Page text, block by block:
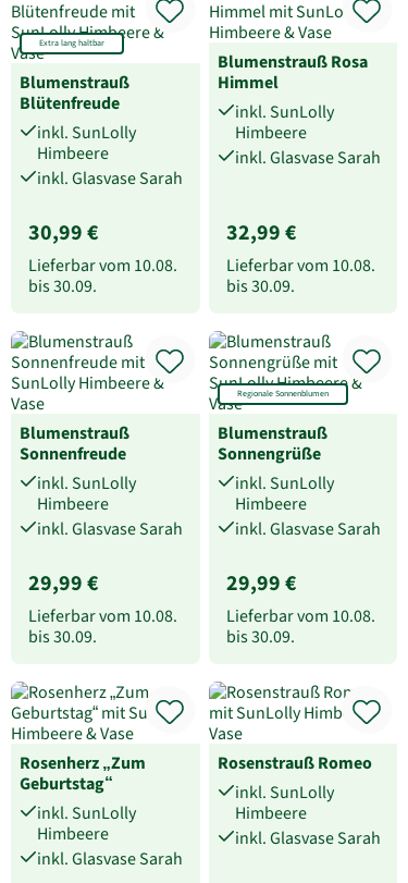
Extra lang haltbar
Blumenstrauß
Blütenfreude
inkl. SunLolly
Himbeere
inkl. Glasvase Sarah
30,99 €
Lieferbar vom 10.08.
bis30.09.
Blumenstrauß Rosa
Himmel
inkl. SunLolly
Himbeere
inkl. Glasvase Sarah
32,99 €
Lieferbar vom 10.08.
bis30.09.
Blumenstrauß
Sonnenfreude
inkl. SunLolly
Himbeere
inkl. Glasvase Sarah
29,99 €
Lieferbar vom 10.08.
bis30.09.
Regionale Sonnenblumen
Blumenstrauß
Sonnengrüße
inkl. SunLolly
Himbeere
inkl. Glasvase Sarah
29,99 €
Lieferbar vom 10.08.
bis30.09.
Rosenherz „Zum
Geburtstag“
inkl. SunLolly
Himbeere
inkl. Glasvase Sarah
Rosenstrauß Romeo
inkl. SunLolly
Himbeere
inkl. Glasvase Sarah